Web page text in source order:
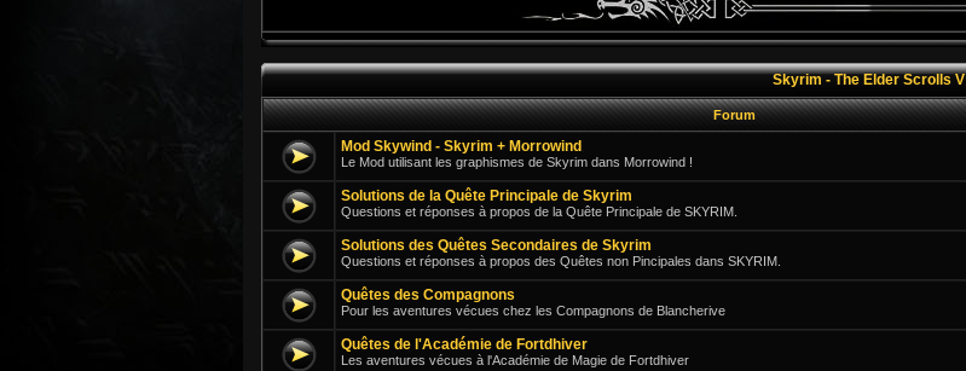
Skyrim - The Elder Scrolls V
Forum
Mod Skywind - Skyrim + Morrowind
Le Mod utilisant les graphismes de Skyrim dans Morrowind !
Solutions de la Quête Principale de Skyrim
Questions et réponses à propos de la Quête Principale de SKYRIM.
Solutions des Quêtes Secondaires de Skyrim
Questions et réponses à propos des Quêtes non Pincipales dans SKYRIM.
Quêtes des Compagnons
Pour les aventures vécues chez les Compagnons de Blancherive
Quêtes de l'Académie de Fortdhiver
Les aventures vécues à l'Académie de Magie de Fortdhiver